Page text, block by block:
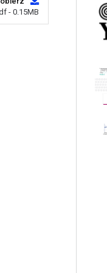
- 0.15MB